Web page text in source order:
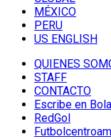
MÉXICO
PERU
US ENGLISH
QUIENES
STAFF
CONTACTO
Escribe en
RedGol